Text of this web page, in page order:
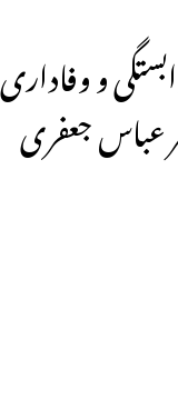
و
عباس جعفری